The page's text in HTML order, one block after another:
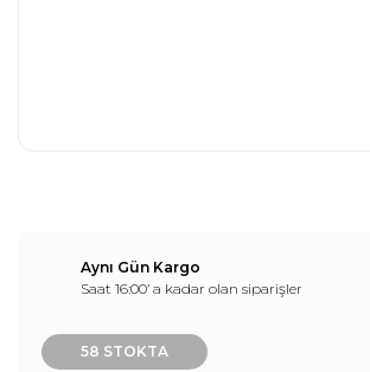
Aynı Gün Kargo
Saat 16:00’ a kadar olan siparişler
58 STOKTA